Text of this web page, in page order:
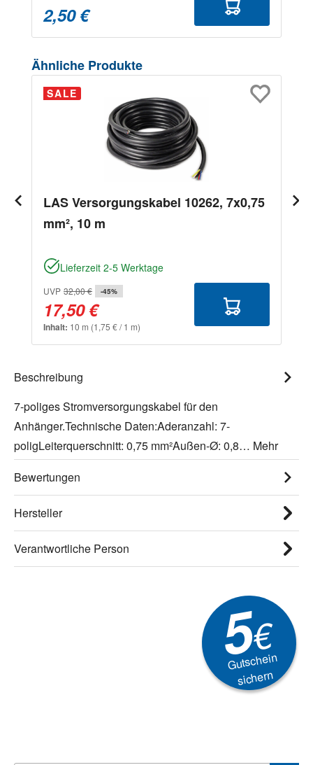
2,50 €
Produktgalerie überspringen
Ähnliche Produkte
SALE
LAS Versorgungskabel 10262, 7x0,75
mm², 10 m
Lieferzeit 2-5 Werktage
UVP 32,00 € -45%
17,50 €
Inhalt: 10 m (1,75 € / 1 m)
Beschreibung
7-poliges Stromversorgungskabel für den
Anhänger.Technische Daten:Aderanzahl: 7-
poligLeiterquerschnitt: 0,75 mm²Außen-Ø: 0,8… Mehr
Bewertungen
Hersteller
Verantwortliche Person
5€
Gutschein
sichern